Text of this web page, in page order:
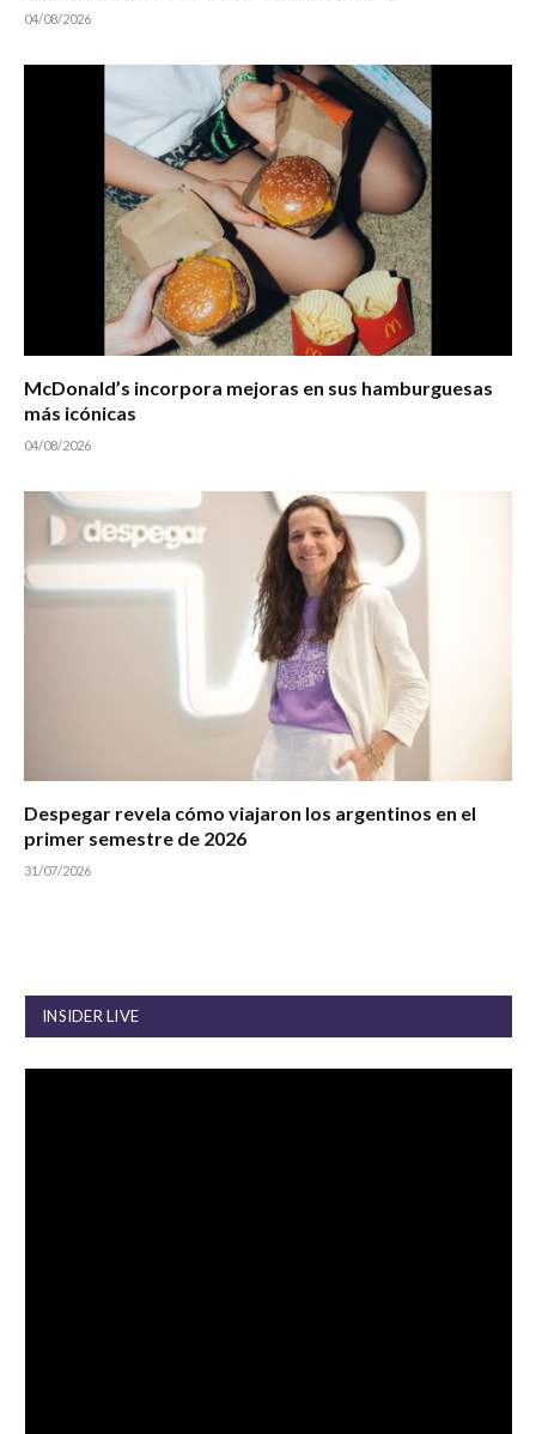
04/08/2026
McDonald’s incorpora mejoras en sus hamburguesas
más icónicas
04/08/2026
Despegar revela cómo viajaron los argentinos en el
primer semestre de 2026
31/07/2026
INSIDER LIVE